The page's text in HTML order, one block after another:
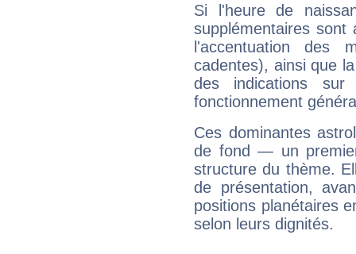
Si l'heure de
supplémentaires sont
l'accentuation des
cadentes), ainsi que
des indications sur
fonctionnement
Ces dominantes
de fond — un
structure du thème.
de présentation,
positions planétaires
selon leurs dignités.